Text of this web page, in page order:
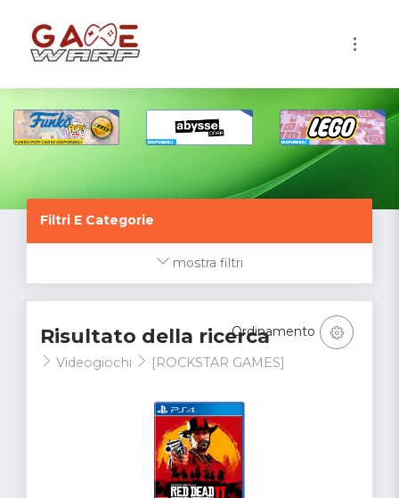
Filtri E Categorie
mostra filtri
Risultato della ricerca
Videogiochi [ROCKSTAR GAMES]
Ordinamento